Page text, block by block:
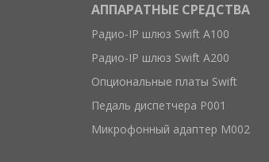
АППАРАТНЫЕ СРЕДСТВА
Радио-IP шлюз Swift A100
Радио-IP шлюз Swift A200
Опциональные платы Swift
Педаль диспетчера Р001
Микрофонный адаптер M002